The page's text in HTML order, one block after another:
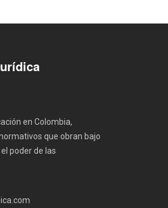
en Colombia,
que obran bajo
poder de las